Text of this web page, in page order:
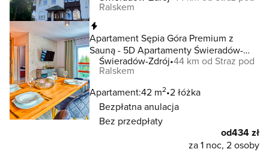
Ralskem
Apartament Sępia Góra Premium z
Sauną - 5D Apartamenty Świeradów-
Zdrój
Świeradów-Zdrój 44 km od Straz pod
Ralskem
Apartament:42 m2 2 łóżka
Bezpłatna anulacja
Bez przedpłaty
od434 zł
za 1 noc, 2 osoby